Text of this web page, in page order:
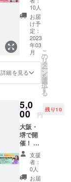
保証や
返金は
できか
ねます
メール
が届か
ないト
ラブル
など防
止のた
めに、
欄にお
電話番
お願い
いたし
ます ・
原材料
及び添
加物等
の食品
表示は
お届け
メール
をさせ
て頂き
ます
リター
ン対応
期間は
11月〜
2023年
すで
にご希
望日程
がある
方は、
備考欄
に第３
希望ま
でご明
記くだ
ホール
６号サ
イズ ※
メール
の返信
がない
場合、
お電話
をさせ
考欄に
お電話
番号の
ご明記
をお願
いいた
します
＊注意
事項 ・
2022年
写真で
す（フ
ルーツ
はつき
ませ
ん） ※1
円単位
でプラ
スのご
す。 応
援、よ
ろしく
お願い
いたし
ます！
《内
容》 ◯
お礼の
手紙
待！ お
披露目
会は
2023年
3月の日
曜日に
予定し
ており
ます
（キッ
チン
完成が
伸びた
場合４
月の日
曜に変
更の場
合もあ
りま
す） 日
程が決
10人
お届
け予
定：
2023
年03
月
詳細を見る
こ
の
リ
タ
ー
ン
を
選
択
す
る
5,0
00 円
残り10
大阪・
堺で開
催！ 経
営者交
流会参
加券！
※別途、
支援
者：
0人
お届